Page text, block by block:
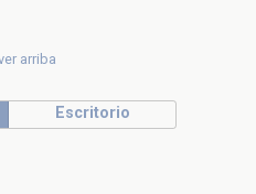
arriba
Escritorio